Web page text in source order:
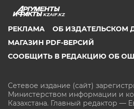
KZAIF.KZ
РЕКЛАМА
ОБ ИЗДАТЕЛЬСКОМ
МАГАЗИН PDF-ВЕРСИЙ
СООБЩИТЬ В РЕДАКЦИЮ ОБ
Сетевое издание (сайт)
Министерством информации и
Казахстана. Главный редактор —